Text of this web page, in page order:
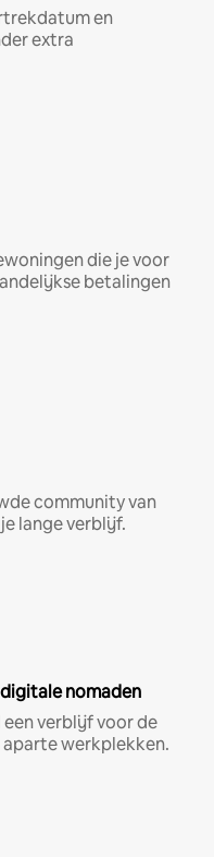
en
extra
die je voor
betalingen
community van
lange verblijf.
nomaden
een verblijf voor de
werkplekken.